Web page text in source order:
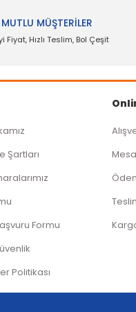
MUTLU MÜŞTERİLER
Fiyat, Hızlı Teslim, Bol Çeşit
Şartları
Formu
Politikası